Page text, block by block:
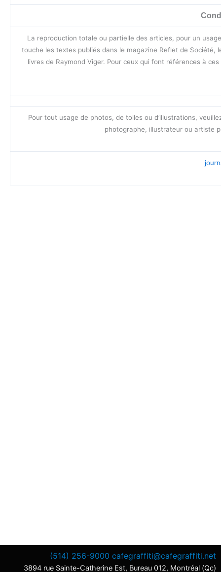
La reproduction totale ou partielle des articles, pour un
touche les textes publiés dans le magazine Reflet de
livres de Raymond Viger. Pour ceux qui font références à
Pour tout usage de photos, de toiles ou d’illustrations,
photographe, illustrateur ou artiste
(514) 256-9000 cafegraffiti@cafegraffiti.net
3894 rue Sainte-Catherine Est, Bureau 012, Montréal (Qc)